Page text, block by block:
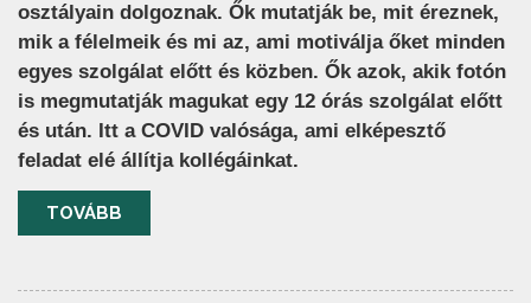
osztályain dolgoznak. Ők mutatják be, mit éreznek,
mik a félelmeik és mi az, ami motiválja őket minden
egyes szolgálat előtt és közben. Ők azok, akik fotón
is megmutatják magukat egy 12 órás szolgálat előtt
és után. Itt a COVID valósága, ami elképesztő
feladat elé állítja kollégáinkat.
TOVÁBB